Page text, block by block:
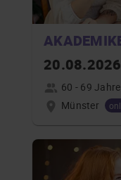
60 - 69 Jahre
Münster